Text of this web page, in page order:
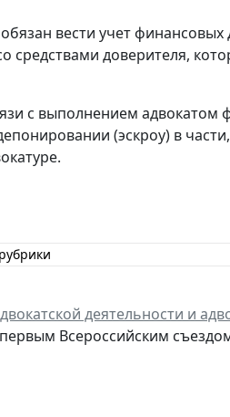
вести учет
доверителя,
с выполнением адвокатом
(эскроу) в
деятельности и
Всероссийским